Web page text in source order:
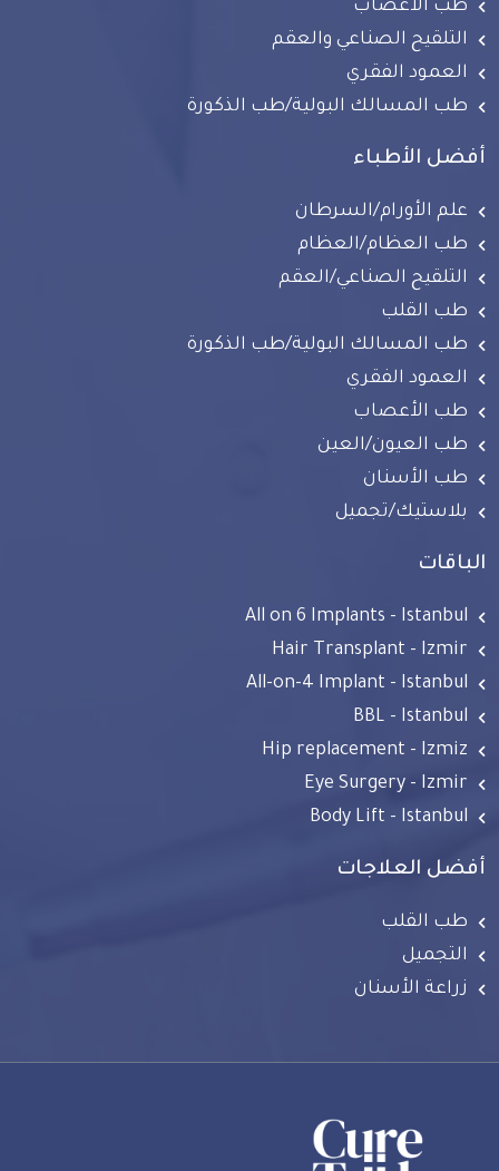
طب الأعصاب
التلقيح الصناعي والعقم
العمود الفقري
طب المسالك البولية/طب الذكورة
أفضل الأطباء
علم الأورام/السرطان
طب العظام/العظام
التلقيح الصناعي/العقم
طب القلب
طب المسالك البولية/طب الذكورة
العمود الفقري
طب الأعصاب
طب العيون/العين
طب الأسنان
بلاستيك/تجميل
الباقات
All on 6 Implants - Istanbul
Hair Transplant - Izmir
All-on-4 Implant - Istanbul
BBL - Istanbul
Hip replacement - Izmiz
Eye Surgery - Izmir
Body Lift - Istanbul
أفضل العلاجات
طب القلب
التجميل
زراعة الأسنان